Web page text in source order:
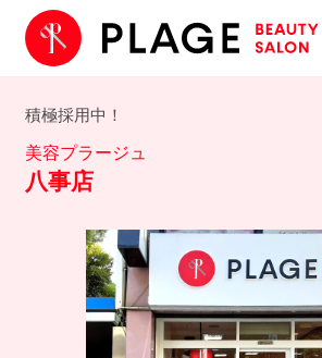
積極採用中！
美容プラージュ
八事店